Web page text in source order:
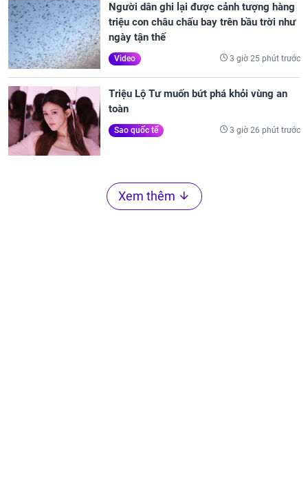
Người dân ghi lại được cảnh tượng hàng
triệu con châu chấu bay trên bầu trời như
ngày tận thế
Video 3 giờ 25 phút trước
Triệu Lộ Tư muốn bứt phá khỏi vùng an
toàn
Sao quốc tế 3 giờ 26 phút trước
Xem thêm